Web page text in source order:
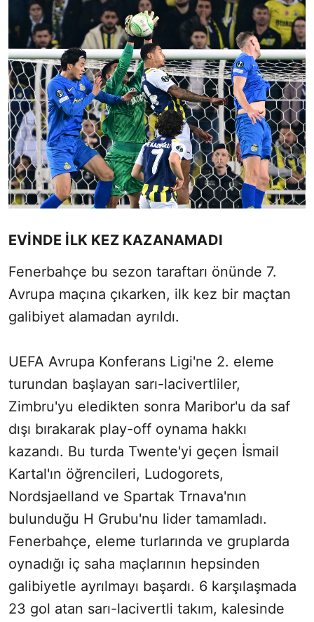
EVİNDE İLK KEZ KAZANAMADI
Fenerbahçe bu sezon taraftarı önünde 7.
Avrupa maçına çıkarken, ilk kez bir maçtan
galibiyet alamadan ayrıldı.
UEFA Avrupa Konferans Ligi'ne 2. eleme
turundan başlayan sarı-lacivertliler,
Zimbru'yu eledikten sonra Maribor'u da saf
dışı bırakarak play-off oynama hakkı
kazandı. Bu turda Twente'yi geçen İsmail
Kartal'ın öğrencileri, Ludogorets,
Nordsjaelland ve Spartak Trnava'nın
bulunduğu H Grubu'nu lider tamamladı.
Fenerbahçe, eleme turlarında ve gruplarda
oynadığı iç saha maçlarının hepsinden
galibiyetle ayrılmayı başardı. 6 karşılaşmada
23 gol atan sarı-lacivertli takım, kalesinde